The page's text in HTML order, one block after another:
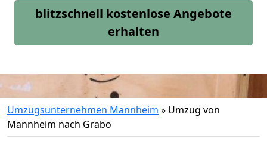
blitzschnell kostenlose Angebote
erhalten
Umzugsunternehmen Mannheim » Umzug von
Mannheim nach Grabo